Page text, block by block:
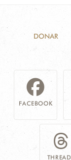
DONAR
FACEBOOK